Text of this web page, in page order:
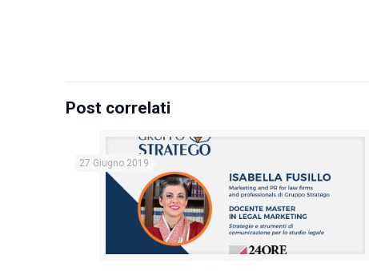
Post correlati
27 Giugno 2019